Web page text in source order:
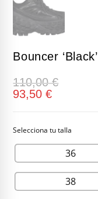
Bouncer ‘Black’
110,00€
93,50€
36
38